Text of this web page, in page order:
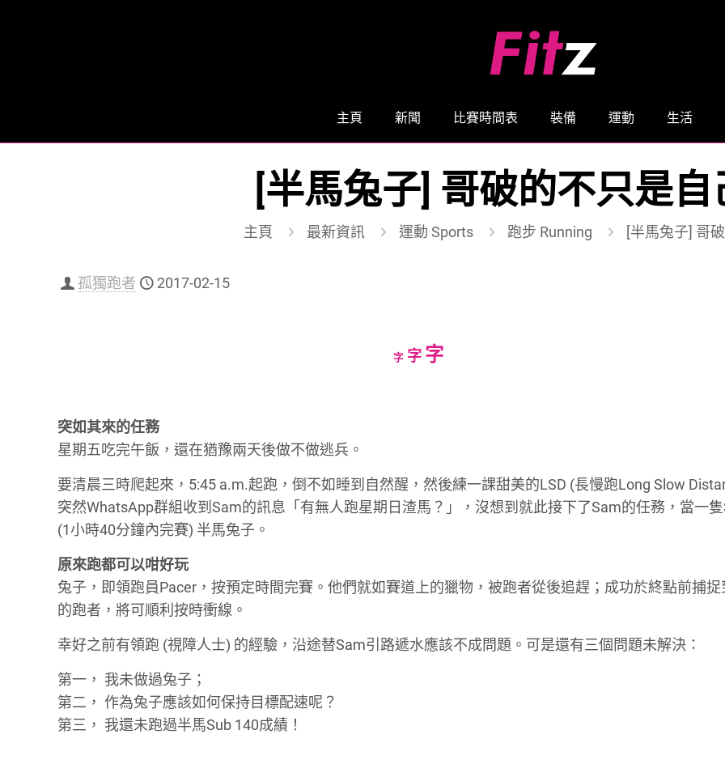
主頁 新聞 比賽時間表 裝備 運動 生活
[半馬兔子] 哥破的不只是自
主頁 最新資訊 運動 Sports 跑步 Running [半馬兔子] 哥
孤獨跑者 2017-02-15
字Decrease
字Reset
字Increase
突如其來的任務
星期五吃完午飯，還在猶豫兩天後做不做逃兵。
要清晨三時爬起來，5:45 a.m.起跑，倒不如睡到自然醒，然後練一課甜美的LSD (長慢跑Long Slow
突然WhatsApp群組收到Sam的訊息「有無人跑星期日渣馬？」，沒想到就此接下了Sam的任務，當一
(1小時40分鐘內完賽) 半馬兔子。
原來跑都可以咁好玩
兔子，即領跑員Pacer，按預定時間完賽。他們就如賽道上的獵物，被跑者從後追趕；成功於終點前捕捉
的跑者，將可順利按時衝線。
幸好之前有領跑 (視障人士) 的經驗，沿途替Sam引路遞水應該不成問題。可是還有三個問題未解決：
第一， 我未做過兔子；
第二， 作為兔子應該如何保持目標配速呢？
第三， 我還未跑過半馬Sub 140成績！